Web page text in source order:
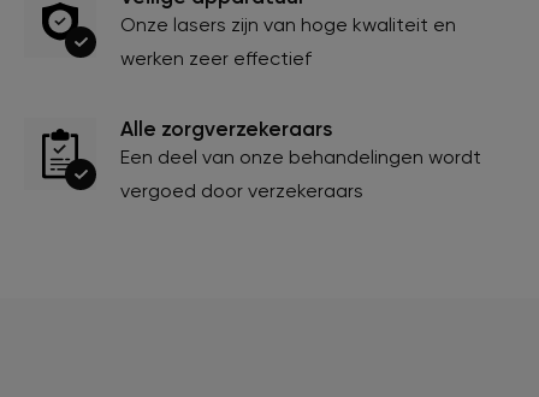
Onze lasers zijn van hoge kwaliteit en
werken zeer effectief
Alle zorgverzekeraars
Een deel van onze behandelingen wordt
vergoed door verzekeraars